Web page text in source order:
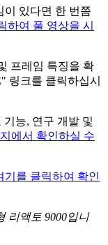
이 있다면 한 번쯤
하여 풀 영상을 시
프레임 특징을 확
링크를 클릭하십시
능, 연구 개발 및
에서 확인하실 수
기를 클릭하여 확인
리액토 9000입니